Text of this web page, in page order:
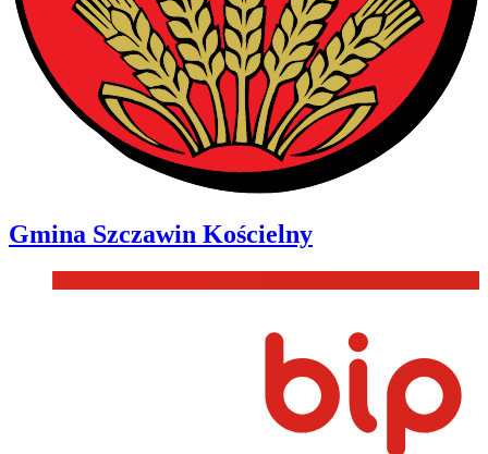
Gmina Szczawin Kościelny